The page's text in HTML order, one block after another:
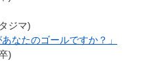
ジマ)
なたのゴールですか？」
)